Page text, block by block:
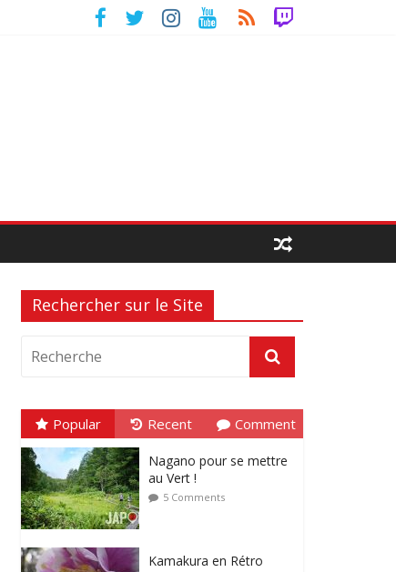
Rechercher sur le Site
Popular Recent Comment
Nagano pour se mettre
au Vert !
5 Comments
Kamakura en Rétro